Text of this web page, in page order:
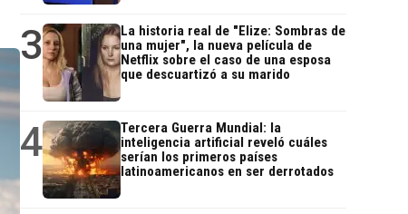
3
La historia real de "Elize: Sombras de
una mujer", la nueva película de
Netflix sobre el caso de una esposa
que descuartizó a su marido
4
Tercera Guerra Mundial: la
inteligencia artificial reveló cuáles
serían los primeros países
latinoamericanos en ser derrotados